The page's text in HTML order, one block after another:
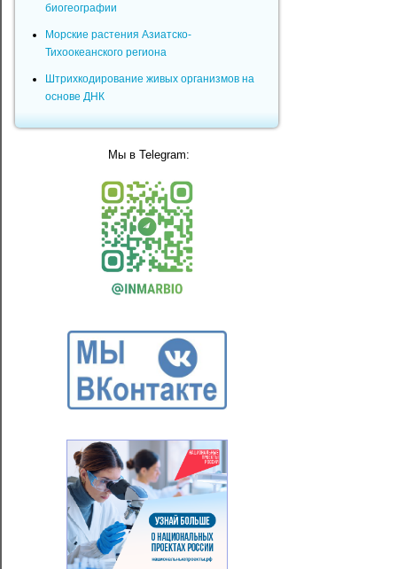
биогеографии
Морские растения Азиатско-
Тихоокеанского региона
Штрихкодирование живых организмов на
основе ДНК
Мы в Telegram: